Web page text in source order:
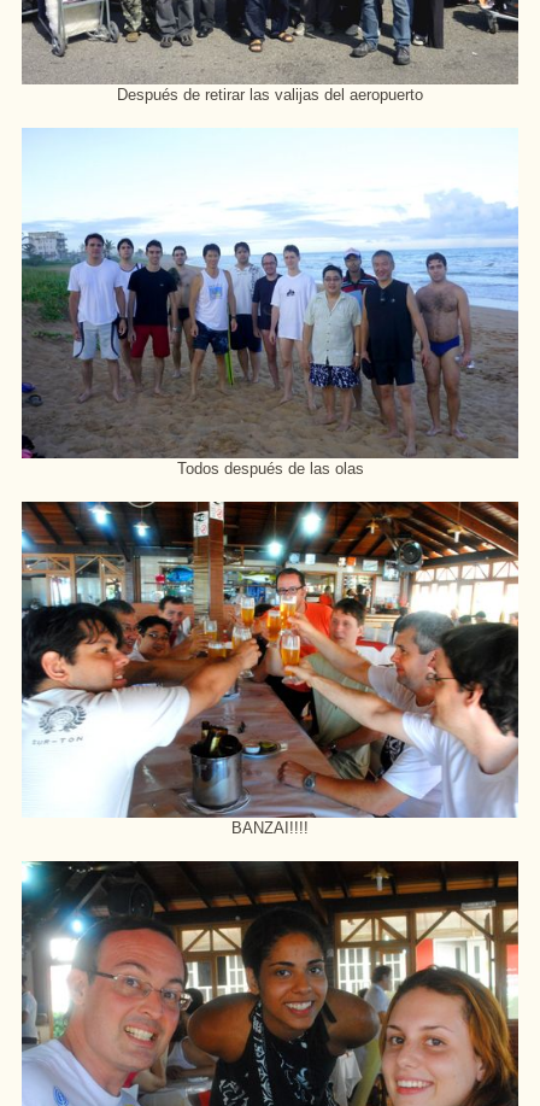
Después de retirar las valijas del aeropuerto
Todos después de las olas
BANZAI!!!!